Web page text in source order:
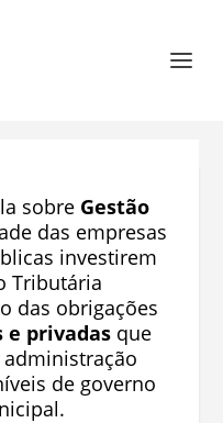
sobre Gestão
das empresas
investirem
Tributária
das obrigações
e privadasque
de governo